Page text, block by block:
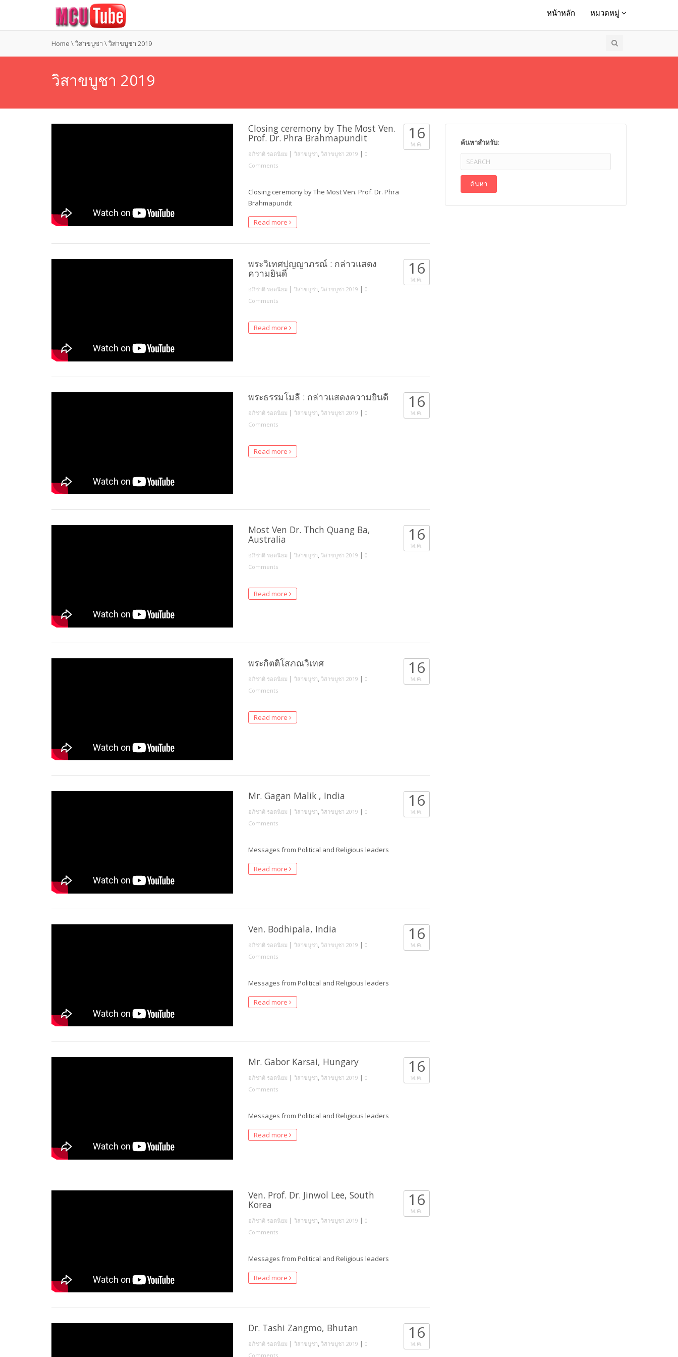
หน้าหลัก หมวดหมู่
Home \วิสาขบูชา \วิสาขบูชา 2019
วิสาขบูชา 2019
Closing ceremony by The Most Ven.
Prof. Dr. Phra Brahmapundit
อภิชาติ รอดนิยม | วิสาขบูชา, วิสาขบูชา 2019 | 0
Comments
16
พ.ค.
Closing ceremony by The Most Ven. Prof. Dr. Phra
Brahmapundit
Read more
พระวิเทศปุญญาภรณ์ : กล่าวแสดง
ความยินดี
อภิชาติ รอดนิยม | วิสาขบูชา, วิสาขบูชา 2019 | 0
Comments
16
พ.ค.
Read more
พระธรรมโมลี : กล่าวแสดงความยินดี
อภิชาติ รอดนิยม | วิสาขบูชา วิสาขบูชา 2019 | 0
Comments
16
พ.ค.
Read more
Most Ven Dr. Thch Quang Ba,
Australia
อภิชาติ รอดนิยม | วิสาขบูชา, วิสาขบูชา 2019 | 0
Comments
16
พ.ค.
Read more
พระกิตติโสภณวิเทศ
อภิชาติ รอดนิยม | วิสาขบูชา วิสาขบูชา 2019 | 0
Comments
16
พ.ค.
Read more
Mr. Gagan Malik , India
อภิชาติ รอดนิยม | วิสาขบูชา, วิสาขบูชา 2019 | 0
Comments
16
พ.ค.
Messages from Political and Religious leaders
Read more
Ven. Bodhipala, India
อภิชาติ รอดนิยม | วิสาขบูชา วิสาขบูชา 2019 | 0
Comments
16
พ.ค.
Messages from Political and Religious leaders
Read more
Mr. Gabor Karsai, Hungary
อภิชาติ รอดนิยม | วิสาขบูชา, วิสาขบูชา 2019 | 0
Comments
16
พ.ค.
Messages from Political and Religious leaders
Read more
Ven. Prof. Dr. Jinwol Lee, South
Korea
อภิชาติ รอดนิยม | วิสาขบูชา วิสาขบูชา 2019 | 0
Comments
16
พ.ค.
Messages from Political and Religious leaders
Read more
Dr. Tashi Zangmo, Bhutan
อภิชาติ รอดนิยม | วิสาขบูชา, วิสาขบูชา 2019 | 0
Comments
16
พ.ค.
ค้นหาสำหรับ: